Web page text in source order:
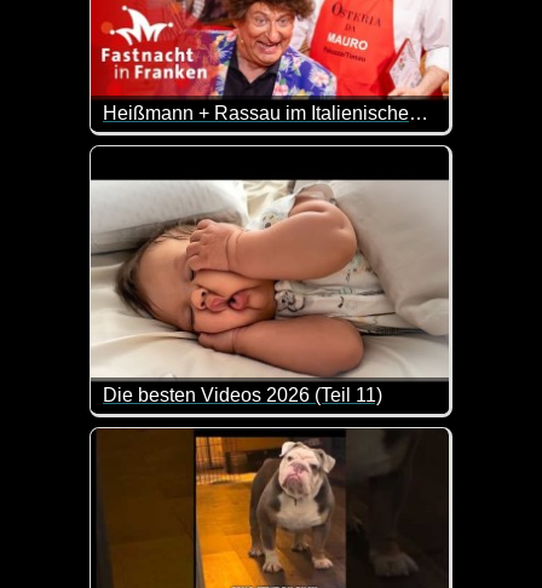
Heißmann + Rassau im Italienischen Bistro - Fastnacht in Franken 2026
Nehm ich 2 Portione Grande, ich hab Hunger.
Die besten Videos 2026 (Teil 11)
Eine tolle Zusammenstellung von lustigen